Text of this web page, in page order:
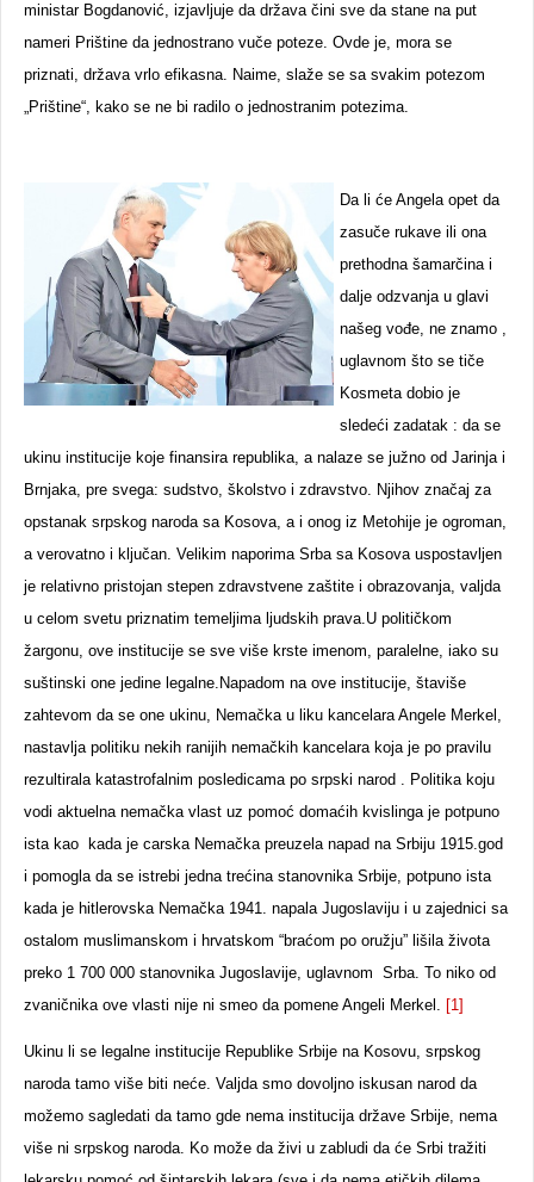
ministar Bogdanović, izjavljuje da država čini sve da stane na put
nameri Prištine da jednostrano vuče poteze. Ovde je, mora se
priznati, država vrlo efikasna. Naime, slaže se sa svakim potezom
„Prištine“, kako se ne bi radilo o jednostranim potezima.
Da li će Angela opet da
zasuče rukave ili ona
prethodna šamarčina i
dalje odzvanja u glavi
našeg vođe, ne znamo ,
uglavnom što se tiče
Kosmeta dobio je
sledeći zadatak : da se
ukinu institucije koje finansira republika, a nalaze se južno od Jarinja i
Brnjaka, pre svega: sudstvo, školstvo i zdravstvo. Njihov značaj za
opstanak srpskog naroda sa Kosova, a i onog iz Metohije je ogroman,
a verovatno i ključan. Velikim naporima Srba sa Kosova uspostavljen
je relativno pristojan stepen zdravstvene zaštite i obrazovanja, valjda
u celom svetu priznatim temeljima ljudskih prava.U političkom
žargonu, ove institucije se sve više krste imenom, paralelne, iako su
suštinski one jedine legalne.Napadom na ove institucije, štaviše
zahtevom da se one ukinu, Nemačka u liku kancelara Angele Merkel,
nastavlja politiku nekih ranijih nemačkih kancelara koja je po pravilu
rezultirala katastrofalnim posledicama po srpski narod . Politika koju
vodi aktuelna nemačka vlast uz pomoć domaćih kvislinga je potpuno
ista kao kada je carska Nemačka preuzela napad na Srbiju 1915.god
i pomogla da se istrebi jedna trećina stanovnika Srbije, potpuno ista
kada je hitlerovska Nemačka 1941. napala Jugoslaviju i u zajednici sa
ostalom muslimanskom i hrvatskom “braćom po oružju” lišila života
preko 1 700 000 stanovnika Jugoslavije, uglavnom Srba. To niko od
zvaničnika ove vlasti nije ni smeo da pomene Angeli Merkel. [1]
Ukinu li se legalne institucije Republike Srbije na Kosovu, srpskog
naroda tamo više biti neće. Valjda smo dovoljno iskusan narod da
možemo sagledati da tamo gde nema institucija države Srbije, nema
više ni srpskog naroda. Ko može da živi u zabludi da će Srbi tražiti